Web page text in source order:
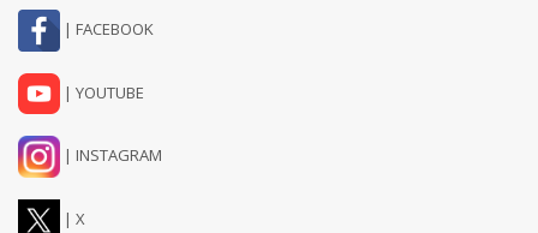
| FACEBOOK
| YOUTUBE
| INSTAGRAM
| X